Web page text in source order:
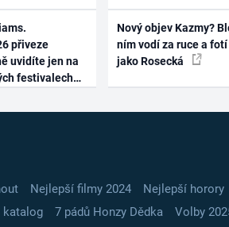
přiveze
uvidíte jen na
festivalech
Nový objev Kazmy?
ním vodí za ruce a
jako Rosecká
Nejlepší filmy 2024 Nejlepší horory
7 pádů Honzy Dědka Volby